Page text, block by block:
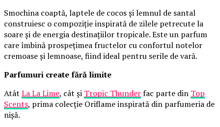
Smochina coaptă, laptele de cocos și lemnul de santal
construiesc o compoziție inspirată de zilele petrecute la
soare și de energia destinațiilor tropicale. Este un parfum
care îmbină prospețimea fructelor cu confortul notelor
cremoase și lemnoase, fiind ideal pentru serile de vară.
Parfumuri create fără limite
Atât La La Lime, cât și Tropic Thunderfac parte din Top
Scents, prima colecție Oriflame inspirată din parfumeria de
nișă.